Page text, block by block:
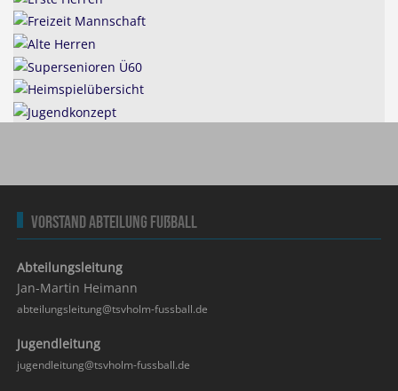
Vorstand Abteilung Fußball
Abteilungsleitung
Jan-Martin Heimann
abteilungsleitung@tsvholm-fussball.de
Jugendleitung
jugendleitung@tsvholm-fussball.de